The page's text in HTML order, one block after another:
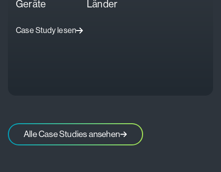
Geräte Länder
Case Study lesen
Alle Case Studies ansehen